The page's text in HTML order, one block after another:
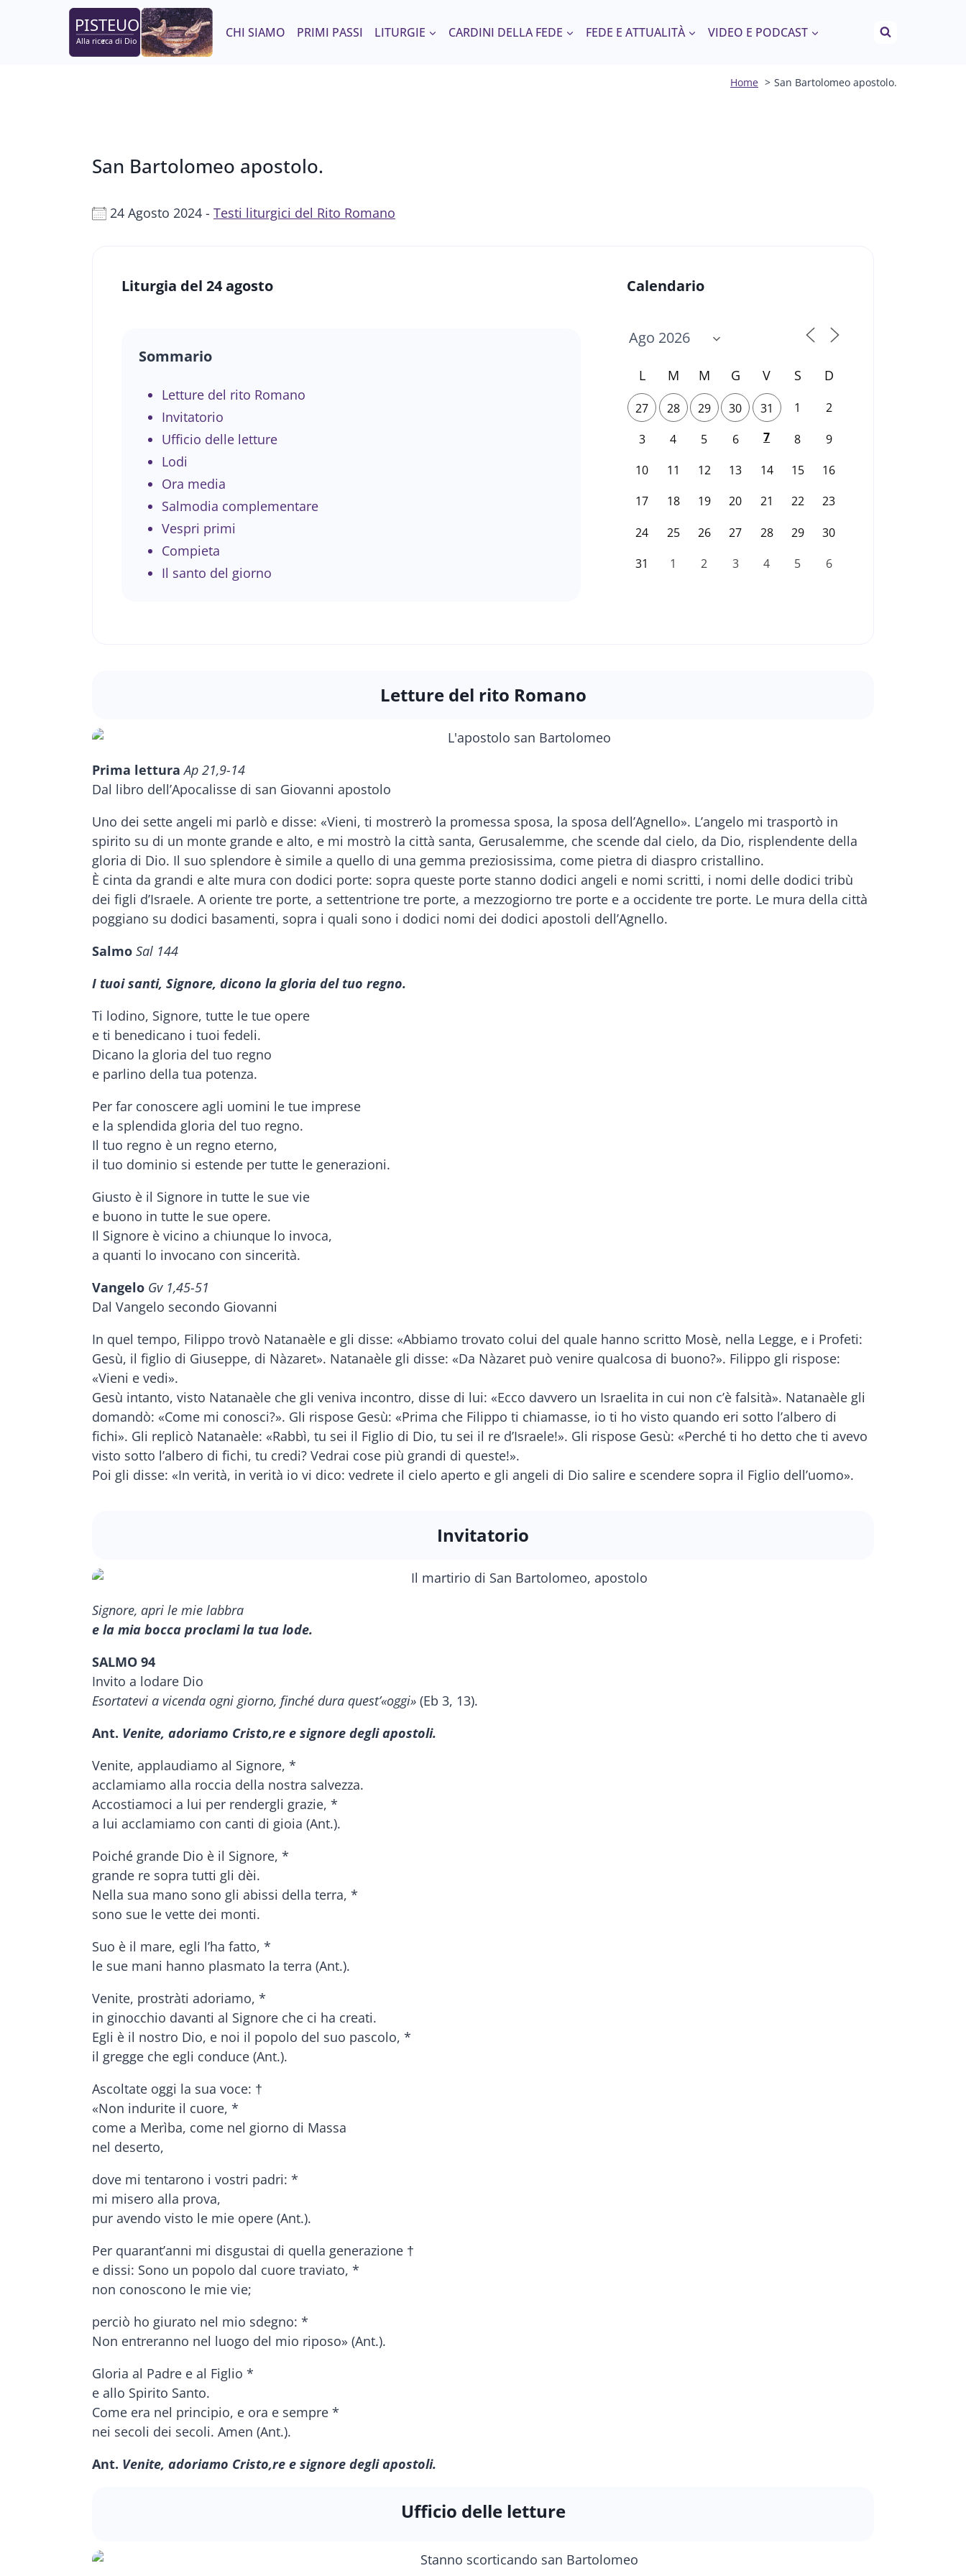
CHI SIAMO PRIMI PASSI LITURGIE CARDINI DELLA FEDE FEDE E ATTUALITÀ VIDEO E PODCAST
Home San Bartolomeo apostolo.
San Bartolomeo apostolo.
24 Agosto 2024 - Testi liturgici del Rito Romano
Liturgia del 24 agosto
Sommario
Letture del rito Romano
Invitatorio
Ufficio delle letture
Lodi
Ora media
Salmodia complementare
Vespri primi
Compieta
Il santo del giorno
Calendario
L M M G V S D
27 28 29 30 31 1
2
3
4 5 6 7 8
9
10
11 12 13 14 15
16
17
18 19 20 21 22
23
24
25 26 27 28 29
30
31
1 2 3 4 5 6
Letture del rito Romano
Prima letturaAp 21,9-14
Dal libro dell’Apocalisse di san Giovanni apostolo
Uno dei sette angeli mi parlò e disse: «Vieni, ti mostrerò la promessa sposa, la sposa dell’Agnello». L’angelo mi trasportò in
spirito su di un monte grande e alto, e mi mostrò la città santa, Gerusalemme, che scende dal cielo, da Dio, risplendente della
gloria di Dio. Il suo splendore è simile a quello di una gemma preziosissima, come pietra di diaspro cristallino.
È cinta da grandi e alte mura con dodici porte: sopra queste porte stanno dodici angeli e nomi scritti, i nomi delle dodici tribù
dei figli d’Israele. A oriente tre porte, a settentrione tre porte, a mezzogiorno tre porte e a occidente tre porte. Le mura della città
poggiano su dodici basamenti, sopra i quali sono i dodici nomi dei dodici apostoli dell’Agnello.
Salmo Sal 144
I tuoi santi, Signore, dicono la gloria del tuo regno.
Ti lodino, Signore, tutte le tue opere
e ti benedicano i tuoi fedeli.
Dicano la gloria del tuo regno
e parlino della tua potenza.
Per far conoscere agli uomini le tue imprese
e la splendida gloria del tuo regno.
Il tuo regno è un regno eterno,
il tuo dominio si estende per tutte le generazioni.
Giusto è il Signore in tutte le sue vie
e buono in tutte le sue opere.
Il Signore è vicino a chiunque lo invoca,
a quanti lo invocano con sincerità.
Vangelo Gv 1,45-51
Dal Vangelo secondo Giovanni
In quel tempo, Filippo trovò Natanaèle e gli disse: «Abbiamo trovato colui del quale hanno scritto Mosè, nella Legge, e i Profeti:
Gesù, il figlio di Giuseppe, di Nàzaret». Natanaèle gli disse: «Da Nàzaret può venire qualcosa di buono?». Filippo gli rispose:
«Vieni e vedi».
Gesù intanto, visto Natanaèle che gli veniva incontro, disse di lui: «Ecco davvero un Israelita in cui non c’è falsità». Natanaèle gli
domandò: «Come mi conosci?». Gli rispose Gesù: «Prima che Filippo ti chiamasse, io ti ho visto quando eri sotto l’albero di
fichi». Gli replicò Natanaèle: «Rabbì, tu sei il Figlio di Dio, tu sei il re d’Israele!». Gli rispose Gesù: «Perché ti ho detto che ti avevo
visto sotto l’albero di fichi, tu credi? Vedrai cose più grandi di queste!».
Poi gli disse: «In verità, in verità io vi dico: vedrete il cielo aperto e gli angeli di Dio salire e scendere sopra il Figlio dell’uomo».
Invitatorio
Signore, apri le mie labbra
e la mia bocca proclami la tua lode.
SALMO 94
Invito a lodare Dio
Esortatevi a vicenda ogni giorno, finché dura quest’«oggi» (Eb 3, 13).
Ant. Venite, adoriamo Cristo,re e signore degli apostoli.
Venite, applaudiamo al Signore, *
acclamiamo alla roccia della nostra salvezza.
Accostiamoci a lui per rendergli grazie, *
a lui acclamiamo con canti di gioia (Ant.).
Poiché grande Dio è il Signore, *
grande re sopra tutti gli dèi.
Nella sua mano sono gli abissi della terra, *
sono sue le vette dei monti.
Suo è il mare, egli l’ha fatto, *
le sue mani hanno plasmato la terra (Ant.).
Venite, prostràti adoriamo, *
in ginocchio davanti al Signore che ci ha creati.
Egli è il nostro Dio, e noi il popolo del suo pascolo, *
il gregge che egli conduce (Ant.).
Ascoltate oggi la sua voce: †
«Non indurite il cuore, *
come a Merìba, come nel giorno di Massa
nel deserto,
dove mi tentarono i vostri padri: *
mi misero alla prova,
pur avendo visto le mie opere (Ant.).
Per quarant’anni mi disgustai di quella generazione †
e dissi: Sono un popolo dal cuore traviato, *
non conoscono le mie vie;
perciò ho giurato nel mio sdegno: *
Non entreranno nel luogo del mio riposo» (Ant.).
Gloria al Padre e al Figlio *
e allo Spirito Santo.
Come era nel principio, e ora e sempre *
nei secoli dei secoli. Amen (Ant.).
Ant. Venite, adoriamo Cristo,re e signore degli apostoli.
Ufficio delle letture